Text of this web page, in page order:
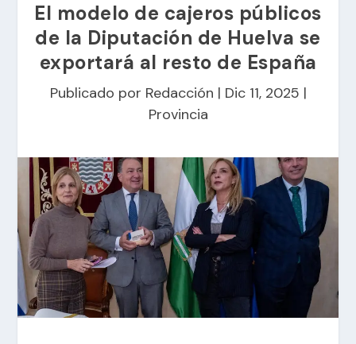
El modelo de cajeros públicos
de la Diputación de Huelva se
exportará al resto de España
Publicado por Redacción | Dic 11, 2025 |
Provincia